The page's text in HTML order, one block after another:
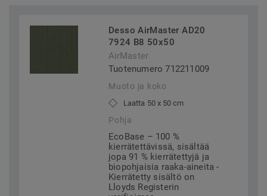
Desso AirMaster AD20
7924 B8 50x50
AirMaster
Tuotenumero 712211009
Muoto ja koko
Laatta 50 x 50 cm
Pohja
EcoBase – 100 %
kierrätettävissä, sisältää
jopa 91 % kierrätettyjä ja
biopohjaisia raaka-aineita -
Kierrätetty sisältö on
Lloyds Registerin